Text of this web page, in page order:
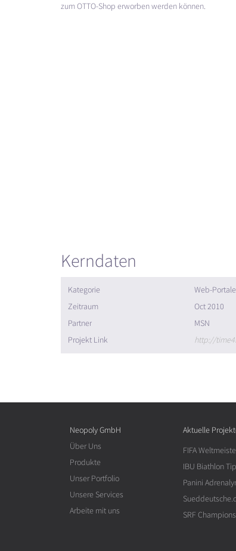
zumOTTO-Shop erworben werden können.
Kerndaten
Kategorie
Web-Portale
Zeitraum
Oct 2010
Partner
MSN
Projekt Link
http://
Neopoly GmbH
Über Uns
Produkte
Unser Portfolio
Unsere Services
Arbeite mit uns
Aktuelle
FIFA
IBU Biathlon
Panini
SRF